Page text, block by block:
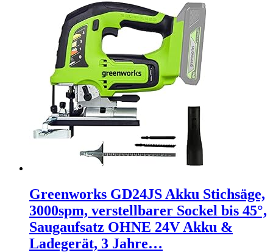
Greenworks GD24JS Akku Stichsäge,
3000spm, verstellbarer Sockel bis 45°,
Saugaufsatz OHNE 24V Akku &
Ladegerät, 3 Jahre…